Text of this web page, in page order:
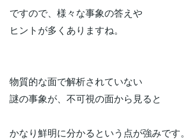
ですので、様々な事象の答えや
ヒントが多くありますね。
物質的な面で解析されていない
謎の事象が、不可視の面から見ると
かなり鮮明に分かるという点が強みです。